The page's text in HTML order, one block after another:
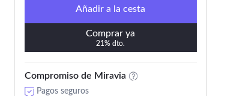
Artículo con envío y devolución gratis
25 % dto. al comprar 2 de la tienda
22 añadido en los últimos 30 días
Añadir a la cesta
Comprar ya
21% dto.
Compromiso de Miravia
Pagos seguros